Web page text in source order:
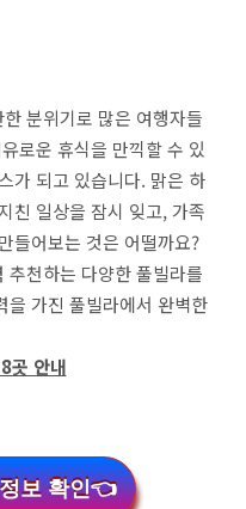
분위기로 많은 여행자들
로운 휴식을 만끽할 수 있
가 되고 있습니다. 맑은 하
친 일상을 잠시 잊고, 가족
들어보는 것은 어떨까요?
추천하는 다양한 풀빌라를
을 가진 풀빌라에서 완벽한
곳 안내
보 확인👈